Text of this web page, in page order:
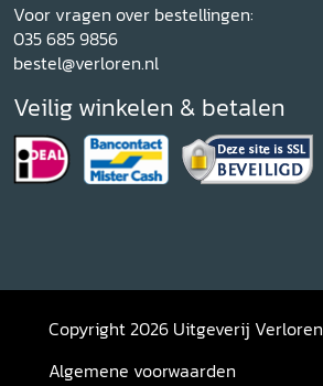
Voor vragen over bestellingen:
035 685 9856
bestel@verloren.nl
Veilig winkelen & betalen
Copyright 2026 Uitgeverij Verloren
Algemene voorwaarden